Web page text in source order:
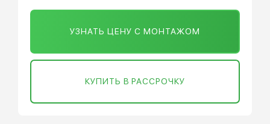
УЗНАТЬ ЦЕНУ С МОНТАЖОМ
КУПИТЬ В РАССРОЧКУ